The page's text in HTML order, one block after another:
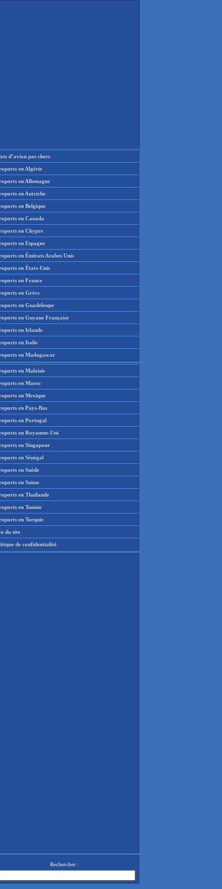
d’avion pas chers
en Algérie
en Allemagne
en Autriche
en Belgique
en Canada
en Chypre
en Espagne
en Émirats Arabes Unis
en États-Unis
en France
en Grèce
en Guadeloupe
en Guyane Française
en Irlande
en Italie
en Madagascar
en Malaisie
en Maroc
en Mexique
en Pays-Bas
en Portugal
en Royaume-Uni
en Singapour
en Sénégal
en Suède
en Suisse
en Thaïlande
en Tunisie
en Turquie
du site
de confidentialité
Rechercher :